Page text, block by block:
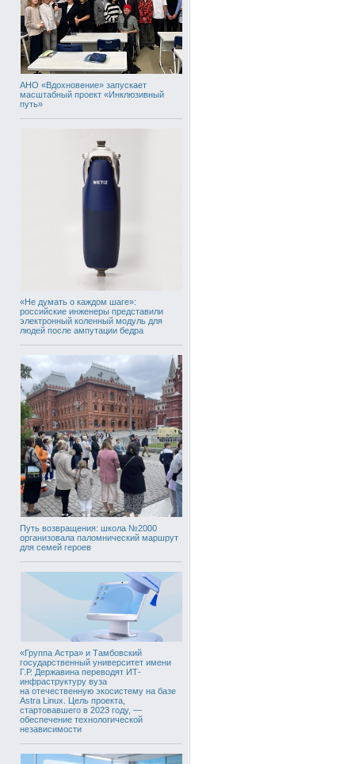
АНО «Вдохновение» запускает
масштабный проект «Инклюзивный
путь»
«Не думать о каждом шаге»:
российские инженеры представили
электронный коленный модуль для
людей после ампутации бедра
Путь возвращения: школа №2000
организовала паломнический маршрут
для семей героев
«Группа Астра» и Тамбовский
государственный университет имени
Г.Р. Державина переводят ИТ-
инфраструктуру вуза
на отечественную экосистему на базе
Astra Linux. Цель проекта,
стартовавшего в 2023 году, —
обеспечение технологической
независимости